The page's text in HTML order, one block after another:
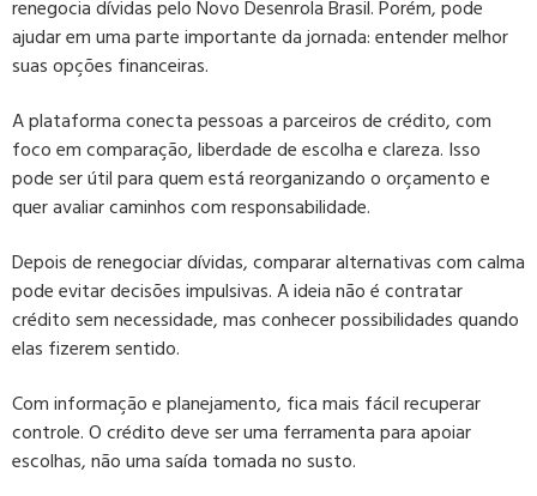
renegocia dívidas pelo Novo Desenrola Brasil. Porém, pode
ajudar em uma parte importante da jornada: entender melhor
suas opções financeiras.
A plataforma conecta pessoas a parceiros de crédito, com
foco em comparação, liberdade de escolha e clareza. Isso
pode ser útil para quem está reorganizando o orçamento e
quer avaliar caminhos com responsabilidade.
Depois de renegociar dívidas, comparar alternativas com calma
pode evitar decisões impulsivas. A ideia não é contratar
crédito sem necessidade, mas conhecer possibilidades quando
elas fizerem sentido.
Com informação e planejamento, fica mais fácil recuperar
controle. O crédito deve ser uma ferramenta para apoiar
escolhas, não uma saída tomada no susto.